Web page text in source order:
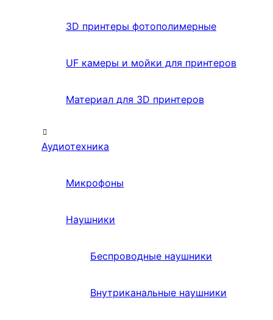
3D принтеры фотополимерные
UF камеры и мойки для принтеров
Материал для 3D принтеров
Аудиотехника
Микрофоны
Наушники
Беспроводные наушники
Внутриканальные наушники